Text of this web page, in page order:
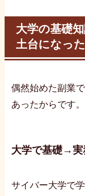
大学の基礎
土台になった
偶然始めた副業
あったからです。
大学で基礎→
サイバー大学で